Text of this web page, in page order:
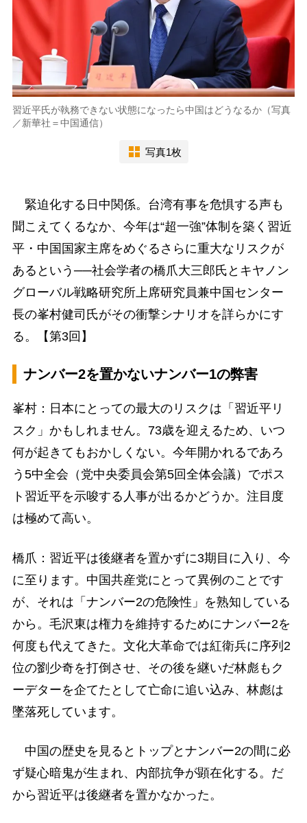
習近平氏が執務できない状態になったら中国はどうなるか（写真
／新華社＝中国通信）
写真1枚
緊迫化する日中関係。台湾有事を危惧する声も
聞こえてくるなか、今年は“超一強”体制を築く習近
平・中国国家主席をめぐるさらに重大なリスクが
あるという──社会学者の橋爪大三郎氏とキヤノン
グローバル戦略研究所上席研究員兼中国センター
長の峯村健司氏がその衝撃シナリオを詳らかにす
る。【第3回】
ナンバー2を置かないナンバー1の弊害
峯村：日本にとっての最大のリスクは「習近平リ
スク」かもしれません。73歳を迎えるため、いつ
何が起きてもおかしくない。今年開かれるであろ
う5中全会（党中央委員会第5回全体会議）でポス
ト習近平を示唆する人事が出るかどうか。注目度
は極めて高い。
橋爪：習近平は後継者を置かずに3期目に入り、今
に至ります。中国共産党にとって異例のことです
が、それは「ナンバー2の危険性」を熟知している
から。毛沢東は権力を維持するためにナンバー2を
何度も代えてきた。文化大革命では紅衛兵に序列2
位の劉少奇を打倒させ、その後を継いだ林彪もク
ーデターを企てたとして亡命に追い込み、林彪は
墜落死しています。
中国の歴史を見るとトップとナンバー2の間に必
ず疑心暗鬼が生まれ、内部抗争が顕在化する。だ
から習近平は後継者を置かなかった。